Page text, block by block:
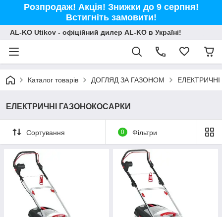
Розпродаж! Акція! Знижки до 9 серпня!
Встигніть замовити!
AL-KO Utikov - офіційний дилер AL-KO в Україні!
Каталог товарів ДОГЛЯД ЗА ГАЗОНОМ
ЕЛЕКТРИЧНІ ГАЗОНОКОСАРКИ
Сортування 0 Фільтри